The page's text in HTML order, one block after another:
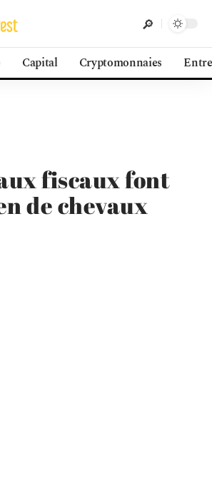
Capital Cryptomonnaies
fiscaux font
de chevaux